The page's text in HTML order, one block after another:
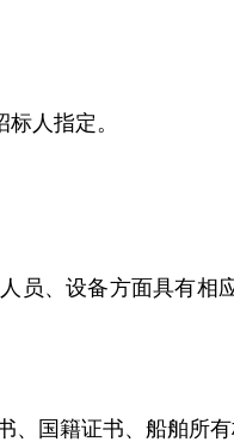
人指定。
员、设备方面具有
国籍证书、船舶所有